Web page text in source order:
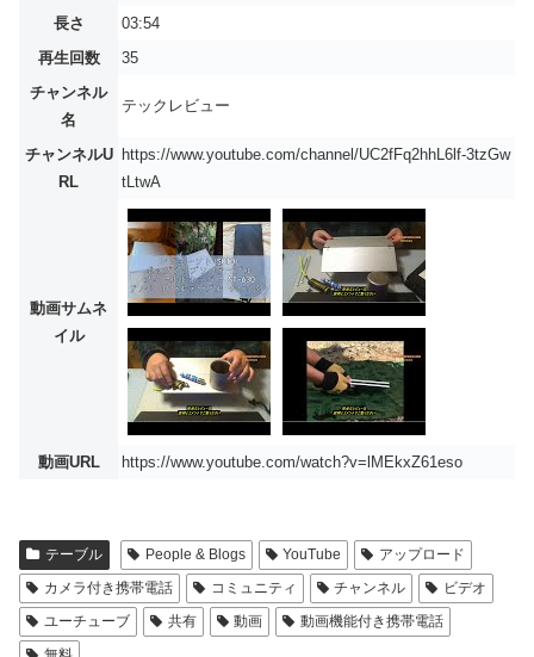
長さ
03:54
再生回数
35
チャンネル
名
テックレビュー
チャンネルU
RL
https://www.youtube.com/channel/UC2fFq2hhL6lf-3tzGw
tLtwA
動画サムネ
イル
動画URL https://www.youtube.com/watch?v=lMEkxZ61eso
テーブル People & Blogs YouTube
アップロード
カメラ付き携帯電話
コミュニティ チャンネル
ビデオ
ユーチューブ
共有 動画
動画機能付き携帯電話